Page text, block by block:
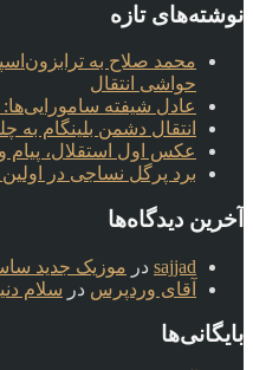
نوشته‌های تازه
محمد صلاح به
حواشی انتقال
عادل شیفته سامورایی‌ها:
انتقال دشمن بلینگام
عکس اول استقلال، پیام
برد پرگل نساجی در
آخرین دیدگاه‌ها
sajjad در موزیک جدید
آقای وردپرس در سلام
بایگانی‌ها